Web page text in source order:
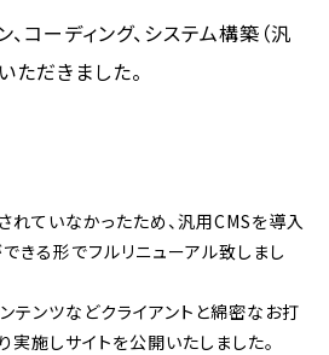
コーディング、システム構築（汎
ただきました。
れていなかったため、汎用CMSを導入
きる形でフルリニューアル致しまし
テンツなどクライアントと綿密なお打
施しサイトを公開いたしました。